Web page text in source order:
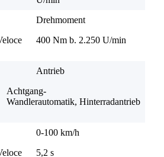
Drehmoment
400 Nm b. 2.250 U/min
Antrieb
Achtgang-
Wandlerautomatik, Hinterradantrieb
0-100 km/h
5,2 s